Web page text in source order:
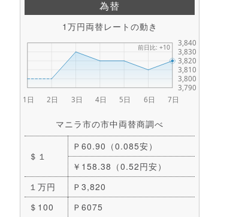
為替
1万円両替レートの動き
マニラ市の市中両替商調べ
＄１
Ｐ60.90（0.085安）
￥158.38（0.52円安）
１万円
Ｐ3,820
＄100
Ｐ6075